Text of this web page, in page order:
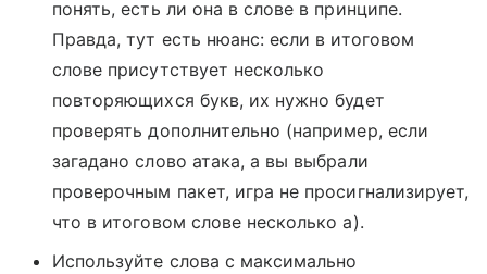
понять, есть ли она в слове в принципе.
Правда, тут есть нюанс: если в итоговом
слове присутствует несколько
повторяющихся букв, их нужно будет
проверять дополнительно (например, если
загадано слово атака, а вы выбрали
проверочным пакет, игра не просигнализирует,
что в итоговом слове несколько а).
Используйте слова с максимально